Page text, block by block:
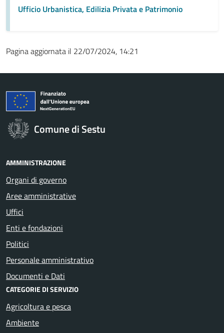
Ufficio Urbanistica, Edilizia Privata e Patrimonio
Pagina aggiornata il 22/07/2024, 14:21
Comune di Sestu
AMMINISTRAZIONE
Organi di governo
Aree amministrative
Uffici
Enti e fondazioni
Politici
Personale amministrativo
Documenti e Dati
CATEGORIE DI SERVIZIO
Agricoltura e pesca
Ambiente